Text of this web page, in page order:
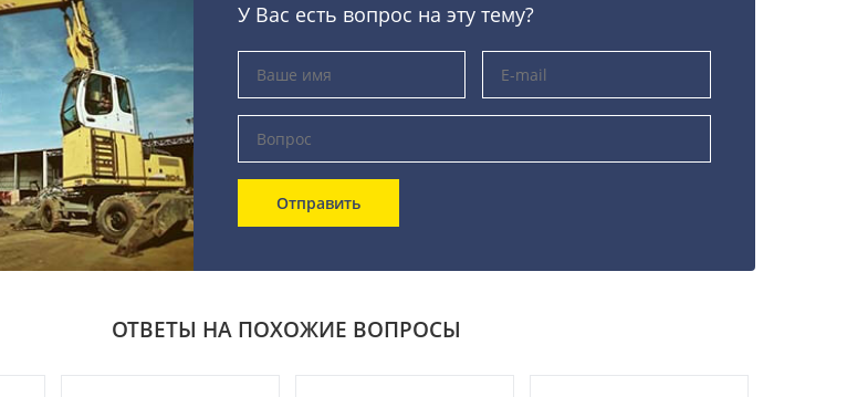
У Вас есть вопрос на эту тему?
Отправить
ОТВЕТЫ НА ПОХОЖИЕ ВОПРОСЫ